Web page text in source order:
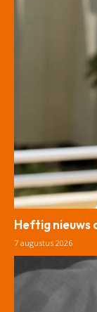
Heftig nieuws
7 augustus 2026